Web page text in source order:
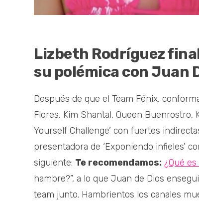
Lizbeth Rodríguez
su polémica con Juan
Después de que el Team Fénix,
Flores, Kim Shantal, Queen Buenrostro,
Yourself Challenge’ con fuertes
presentadora de ‘Exponiendo infieles’
siguiente: Te recomendamos: ¿Qué
hambre?”, a lo que Juan de Dios
team junto. Hambrientos los canales